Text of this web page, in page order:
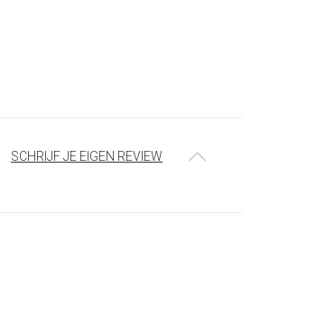
SCHRIJF JE EIGEN REVIEW